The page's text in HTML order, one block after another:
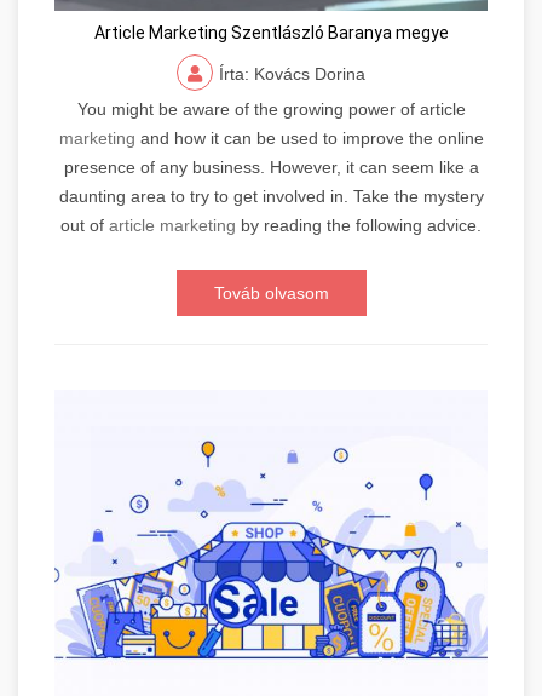
Article Marketing Szentlászló Baranya megye
Írta: Kovács Dorina
You might be aware of the growing power of article
marketing and how it can be used to improve the online
presence of any business. However, it can seem like a
daunting area to try to get involved in. Take the mystery
out of article marketing by reading the following advice.
Továb olvasom